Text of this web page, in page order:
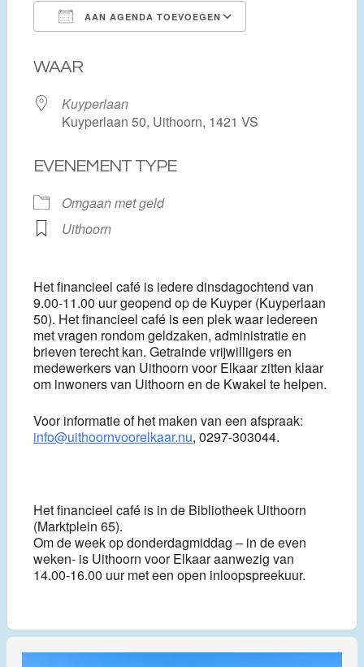
AAN AGENDA TOEVOEGEN
WAAR
Kuyperlaan
Kuyperlaan 50, Uithoorn, 1421 VS
EVENEMENT TYPE
Omgaan met geld
Uithoorn
Het financieel café is iedere dinsdagochtend van
9.00-11.00 uur geopend op de Kuyper (Kuyperlaan
50). Het financieel café is een plek waar iedereen
met vragen rondom geldzaken, administratie en
brieven terecht kan. Getrainde vrijwilligers en
medewerkers van Uithoorn voor Elkaar zitten klaar
om inwoners van Uithoorn en de Kwakel te helpen.
Voor informatie of het maken van een afspraak:
info@uithoornvoorelkaar.nu, 0297-303044.
Het financieel café is in de Bibliotheek Uithoorn
(Marktplein 65).
Om de week op donderdagmiddag – in de even
weken- is Uithoorn voor Elkaar aanwezig van
14.00-16.00 uur met een open inloopspreekuur.